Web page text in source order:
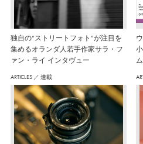
独自の“ストリートフォト”が注目を
集めるオランダ人若手作家サラ・フ
ァン・ライ インタヴュー
ARTICLES ／ 連載